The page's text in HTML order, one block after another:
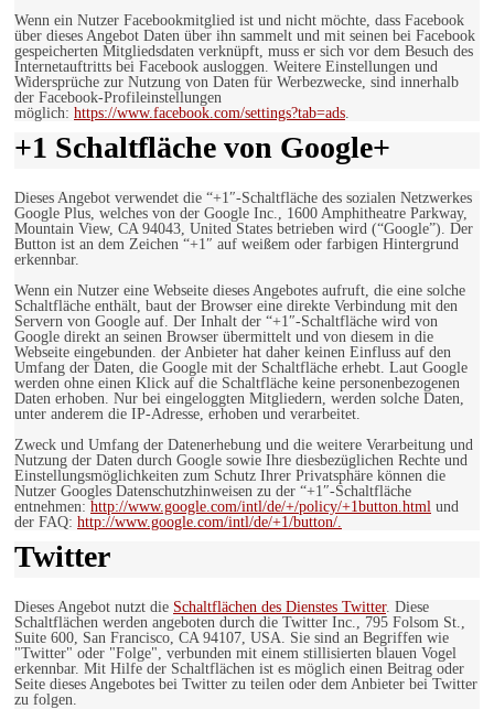
Wenn ein Nutzer Facebookmitglied ist und nicht möchte, dass Facebook
über dieses Angebot Daten über ihn sammelt und mit seinen bei Facebook
gespeicherten Mitgliedsdaten verknüpft, muss er sich vor dem Besuch des
Internetauftritts bei Facebook ausloggen. Weitere Einstellungen und
Widersprüche zur Nutzung von Daten für Werbezwecke, sind innerhalb
der Facebook-Profileinstellungen
möglich: https://www.facebook.com/settings?tab=ads.
+1 Schaltfläche von Google+
Dieses Angebot verwendet die “+1″-Schaltfläche des sozialen Netzwerkes
Google Plus, welches von der Google Inc., 1600 Amphitheatre Parkway,
Mountain View, CA 94043, United States betrieben wird (“Google”). Der
Button ist an dem Zeichen “+1″ auf weißem oder farbigen Hintergrund
erkennbar.
Wenn ein Nutzer eine Webseite dieses Angebotes aufruft, die eine solche
Schaltfläche enthält, baut der Browser eine direkte Verbindung mit den
Servern von Google auf. Der Inhalt der “+1″-Schaltfläche wird von
Google direkt an seinen Browser übermittelt und von diesem in die
Webseite eingebunden. der Anbieter hat daher keinen Einfluss auf den
Umfang der Daten, die Google mit der Schaltfläche erhebt. Laut Google
werden ohne einen Klick auf die Schaltfläche keine personenbezogenen
Daten erhoben. Nur bei eingeloggten Mitgliedern, werden solche Daten,
unter anderem die IP-Adresse, erhoben und verarbeitet.
Zweck und Umfang der Datenerhebung und die weitere Verarbeitung und
Nutzung der Daten durch Google sowie Ihre diesbezüglichen Rechte und
Einstellungsmöglichkeiten zum Schutz Ihrer Privatsphäre können die
Nutzer Googles Datenschutzhinweisen zu der “+1″-Schaltfläche
entnehmen: http://www.google.com/intl/de/+/policy/+1button.html und
der FAQ: http://www.google.com/intl/de/+1/button/.
Twitter
Dieses Angebot nutzt die Schaltflächen des Dienstes Twitter. Diese
Schaltflächen werden angeboten durch die Twitter Inc., 795 Folsom St.,
Suite 600, San Francisco, CA 94107, USA. Sie sind an Begriffen wie
"Twitter" oder "Folge", verbunden mit einem stillisierten blauen Vogel
erkennbar. Mit Hilfe der Schaltflächen ist es möglich einen Beitrag oder
Seite dieses Angebotes bei Twitter zu teilen oder dem Anbieter bei Twitter
zu folgen.